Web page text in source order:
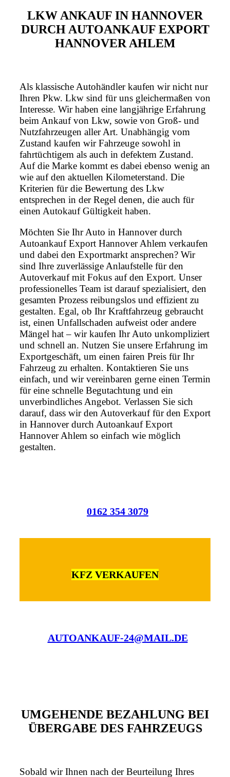
LKW ANKAUF IN HANNOVER
DURCH AUTOANKAUF EXPORT
HANNOVER AHLEM
Als klassische Autohändler kaufen wir nicht nur
Ihren Pkw. Lkw sind für uns gleichermaßen von
Interesse. Wir haben eine langjährige Erfahrung
beim Ankauf von Lkw, sowie von Groß- und
Nutzfahrzeugen aller Art. Unabhängig vom
Zustand kaufen wir Fahrzeuge sowohl in
fahrtüchtigem als auch in defektem Zustand.
Auf die Marke kommt es dabei ebenso wenig an
wie auf den aktuellen Kilometerstand. Die
Kriterien für die Bewertung des Lkw
entsprechen in der Regel denen, die auch für
einen Autokauf Gültigkeit haben.
Möchten Sie Ihr Auto in Hannover durch
Autoankauf Export Hannover Ahlem verkaufen
und dabei den Exportmarkt ansprechen? Wir
sind Ihre zuverlässige Anlaufstelle für den
Autoverkauf mit Fokus auf den Export. Unser
professionelles Team ist darauf spezialisiert, den
gesamten Prozess reibungslos und effizient zu
gestalten. Egal, ob Ihr Kraftfahrzeug gebraucht
ist, einen Unfallschaden aufweist oder andere
Mängel hat – wir kaufen Ihr Auto unkompliziert
und schnell an. Nutzen Sie unsere Erfahrung im
Exportgeschäft, um einen fairen Preis für Ihr
Fahrzeug zu erhalten. Kontaktieren Sie uns
einfach, und wir vereinbaren gerne einen Termin
für eine schnelle Begutachtung und ein
unverbindliches Angebot. Verlassen Sie sich
darauf, dass wir den Autoverkauf für den Export
in Hannover durch Autoankauf Export
Hannover Ahlem so einfach wie möglich
gestalten.
0162 354 3079
KFZ VERKAUFEN
AUTOANKAUF-24@MAIL.DE
UMGEHENDE BEZAHLUNG BEI
ÜBERGABE DES FAHRZEUGS
Sobald wir Ihnen nach der Beurteilung Ihres